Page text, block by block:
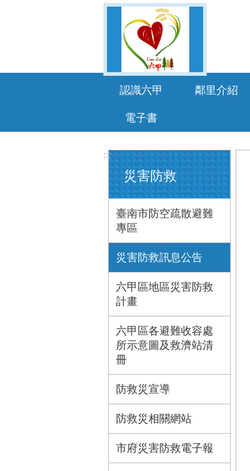
認識六甲 鄰里介紹
電子書
:::
災害防救
臺南市防空疏散避難
專區
災害防救訊息公告
六甲區地區災害防救
計畫
六甲區各避難收容處
所示意圖及救濟站清
冊
防救災宣導
防救災相關網站
市府災害防救電子報